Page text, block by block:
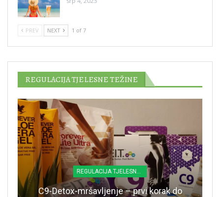
PREV NEXT 1 of 7
REGULACIJA TJELESNE TEŽINE
C9-Detox-mršavljenje – prvi korak do